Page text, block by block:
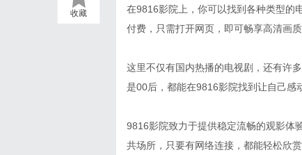
收藏
在9816影院上，你可以找到各种类型的
付费，只需打开网页，即可畅享高清画质
这里不仅有国内热播的电视剧，还有许
是00后，都能在9816影院找到让自己感
9816影院致力于提供稳定流畅的观影体
共场所，只要有网络连接，都能轻松欣